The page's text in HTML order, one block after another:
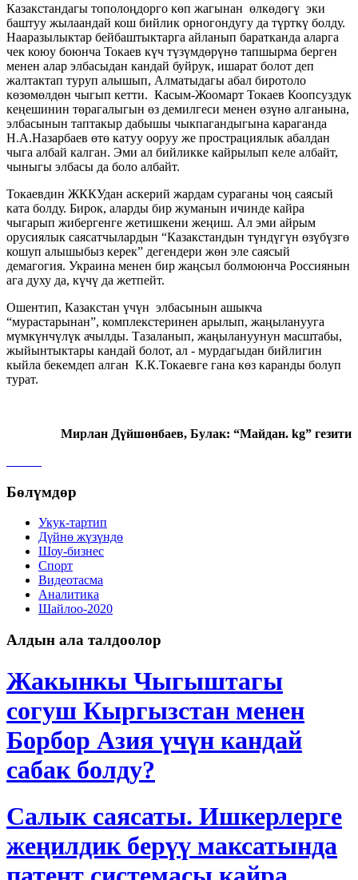
Казакстандагы тополоңдорго көп жагынан өлкөдөгү эки
баштуу жылаандай кош бийлик орногондугу да түрткү болду.
Нааразылыктар бейбаштыктарга айланып баратканда аларга
чек коюу боюнча Токаев күч түзүмдөрүнө тапшырма берген
менен алар элбасыдан кандай буйрук, ишарат болот деп
жалтактап туруп алышып, Алматыдагы абал биротоло
көзөмөлдөн чыгып кетти. Касым-Жоомарт Токаев Коопсуздук
кеңешинин төрагалыгын өз демилгеси менен өзүнө алганына,
элбасынын таптакыр дабышы чыкпагандыгына караганда
Н.А.Назарбаев өтө катуу ооруу же прострациялык абалдан
чыга албай калган. Эми ал бийликке кайрылып келе албайт,
чыныгы элбасы да боло албайт.
Токаевдин ЖККУдан аскерий жардам сураганы чоң саясый
ката болду. Бирок, аларды бир жуманын ичинде кайра
чыгарып жибергенге жетишкени жеңиш. Ал эми айрым
орусиялык саясатчылардын “Казакстандын түндүгүн өзүбүзгө
кошуп алышыбыз керек” дегендери жөн эле саясый
демагогия. Украина менен бир жаңсыл болмоюнча Россиянын
ага духу да, күчү да жетпейт.
Ошентип, Казакстан үчүн элбасынын ашыкча
“мурастарынан”, комплекстеринен арылып, жаңыланууга
мүмкүнчүлүк ачылды. Тазаланып, жаңылануунун масштабы,
жыйынтыктары кандай болот, ал - мурдагыдан бийлигин
кыйла бекемдеп алган К.К.Токаевге гана көз каранды болуп
турат.
Мирлан Дүйшөнбаев, Булак: “Майдан. kg” гезити
Бөлүмдөр
Укук-тартип
Дγйнө жүзүндө
Шоу-бизнес
Спорт
Видеотасма
Аналитика
Шайлоо-2020
Алдын ала талдоолор
Жакынкы Чыгыштагы
согуш Кыргызстан менен
Борбор Азия үчүн кандай
сабак болду?
Салык саясаты. Ишкерлерге
жеңилдик берүү максатында